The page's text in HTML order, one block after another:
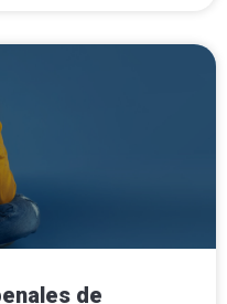
de